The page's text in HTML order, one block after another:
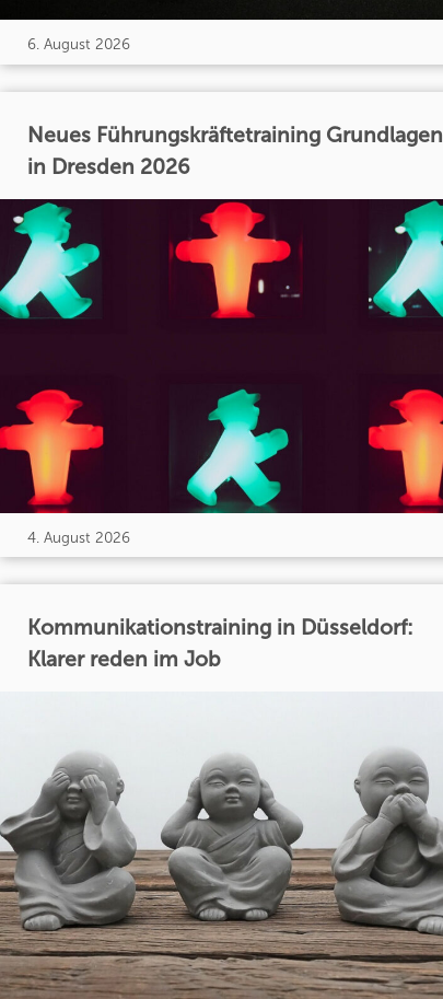
6. August 2026
Neues Führungskräftetraining Grundlagen
in Dresden 2026
4. August 2026
Kommunikationstraining in Düsseldorf:
Klarer reden im Job